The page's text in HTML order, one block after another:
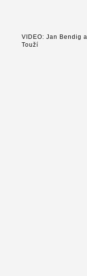
VIDEO: Jan Bendig
Touží